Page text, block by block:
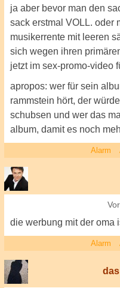
ja aber bevor man den
sack erstmal VOLL. oder
musikerrente mit leeren
sich wegen ihren
jetzt im sex-promo-video
apropos: wer für sein
rammstein hört, der
schubsen und wer das
album, damit es noch
Alarm
die werbung mit der oma
Alarm